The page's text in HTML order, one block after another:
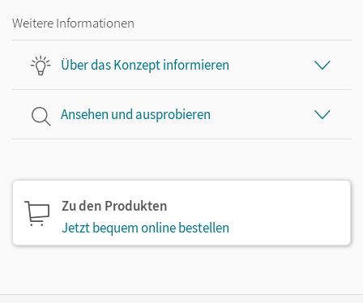
Weitere Informationen
Über das Konzept informieren
Ansehen und ausprobieren
Zu den Produkten
Jetzt bequem online bestellen